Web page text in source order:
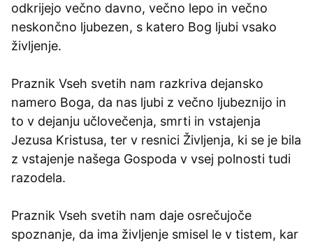
odkrijejo večno davno, večno lepo in večno
neskončno ljubezen, s katero Bog ljubi vsako
življenje.
Praznik Vseh svetih nam razkriva dejansko
namero Boga, da nas ljubi z večno ljubeznijo in
to v dejanju učlovečenja, smrti in vstajenja
Jezusa Kristusa, ter v resnici Življenja, ki se je bila
z vstajenje našega Gospoda v vsej polnosti tudi
razodela.
Praznik Vseh svetih nam daje osrečujoče
spoznanje, da ima življenje smisel le v tistem, kar